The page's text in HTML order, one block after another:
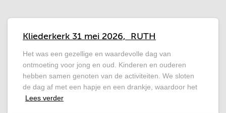
Kliederkerk 31 mei 2026, RUTH
Het was een gezellige en waardevolle dag van
ontmoeting voor jong en oud. Kinderen en ouderen
hebben samen genoten van de activiteiten. We sloten
de dag af met een hapje en een drankje, waardoor het
Lees verder